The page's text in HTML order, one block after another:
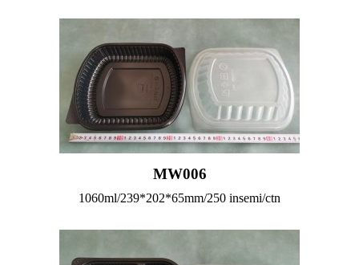
MW006
1060ml/239*202*65mm/250 insemi/ctn